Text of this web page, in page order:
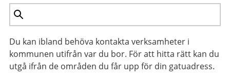
Du kan ibland behöva kontakta verksamheter i
kommunen utifrån var du bor. För att hitta rätt kan du
utgå ifrån de områden du får upp för din gatuadress.